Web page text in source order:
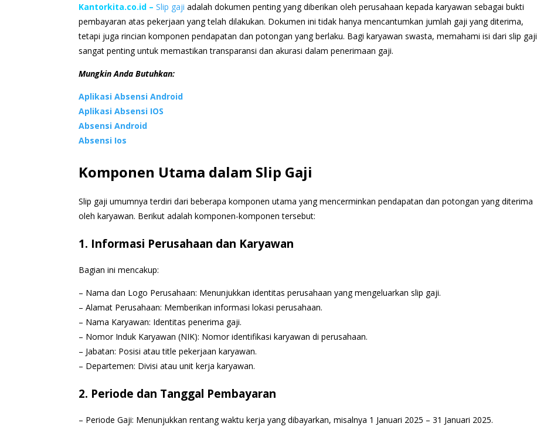
Kantorkita.co.id –Slip gaji adalah dokumen penting yang diberikan oleh perusahaan kepada karyawan sebagai bukti
pembayaran atas pekerjaan yang telah dilakukan. Dokumen ini tidak hanya mencantumkan jumlah gaji yang diterima,
tetapi juga rincian komponen pendapatan dan potongan yang berlaku. Bagi karyawan swasta, memahami isi dari slip gaji
sangat penting untuk memastikan transparansi dan akurasi dalam penerimaan gaji.
Mungkin Anda Butuhkan:
Aplikasi Absensi Android
Aplikasi Absensi IOS
Absensi Android
Absensi Ios
Komponen Utama dalam Slip Gaji
Slip gaji umumnya terdiri dari beberapa komponen utama yang mencerminkan pendapatan dan potongan yang diterima
oleh karyawan. Berikut adalah komponen-komponen tersebut:
1. Informasi Perusahaan dan Karyawan
Bagian ini mencakup:
– Nama dan Logo Perusahaan: Menunjukkan identitas perusahaan yang mengeluarkan slip gaji.
– Alamat Perusahaan: Memberikan informasi lokasi perusahaan.
– Nama Karyawan: Identitas penerima gaji.
– Nomor Induk Karyawan (NIK): Nomor identifikasi karyawan di perusahaan.
– Jabatan: Posisi atau title pekerjaan karyawan.
– Departemen: Divisi atau unit kerja karyawan.
2. Periode dan Tanggal Pembayaran
– Periode Gaji: Menunjukkan rentang waktu kerja yang dibayarkan, misalnya 1 Januari 2025 – 31 Januari 2025.